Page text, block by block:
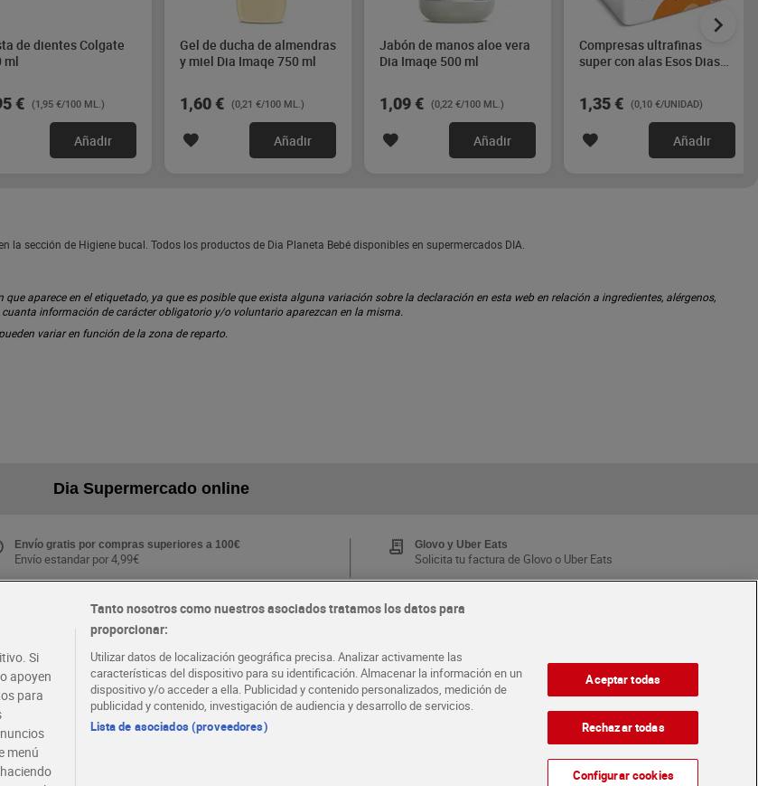
de dientes Colgate
ml
€ (1,95 €/100 ML.)
Añadir
Gel de ducha de almendras
y miel Dia Imaqe 750 ml
1,60 € (0,21 €/100 ML.)
Añadir
Jabón de manos aloe vera
Dia Imaqe 500 ml
1,09 € (0,22 €/100 ML.)
Añadir
Compresas ultrafinas
super con alas Esos Dias
1,35 € (0,10 €/UNIDAD)
Añadir
sección de Higiene bucal. Todos los productos de Dia Planeta Bebé disponibles en supermercados DIA.
aparece en el etiquetado, ya que es posible que exista alguna variación sobre la declaración en esta web en relación a ingredientes, alérgenos,
información de carácter obligatorio y/o voluntario aparezcan en la misma.
variar en función de la zona de reparto.
Dia Supermercado online
Envío gratis por compras superiores a 100€
Envío estandar por 4,99€
Glovo y Uber Eats
Solicita tu factura de Glovo o Uber Eats
Folletos y Tiendas
cercana
¡Solicita tu tarjeta de crédito aquí!
Si
apoyen
para
menú
Tanto nosotros como nuestros asociados tratamos los datos para
proporcionar:
Utilizar datos de localización geográfica precisa. Analizar activamente las
características del dispositivo para su identificación. Almacenar la información en un
dispositivo y/o acceder a ella. Publicidad y contenido personalizados, medición de
publicidad y contenido, investigación de audiencia y desarrollo de servicios.
Lista de asociados (proveedores)
Aceptar todas
Rechazar todas
Configurar cookies